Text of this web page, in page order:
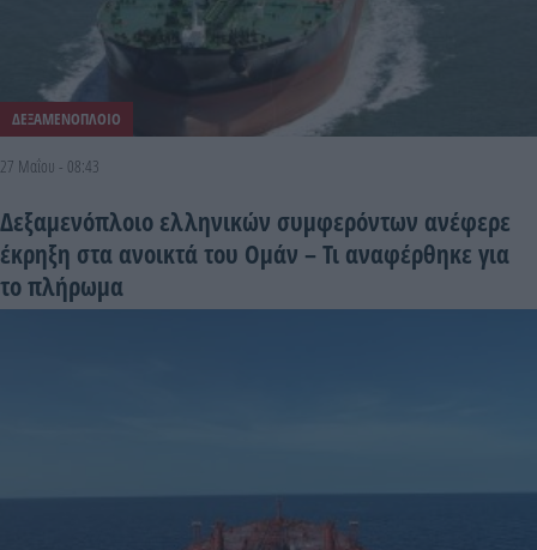
ΔΕΞΑΜΕΝΟΠΛΟΙΟ
27 Μαΐου - 08:43
Δεξαμενόπλοιο ελληνικών συμφερόντων ανέφερε
έκρηξη στα ανοικτά του Ομάν – Τι αναφέρθηκε για
το πλήρωμα